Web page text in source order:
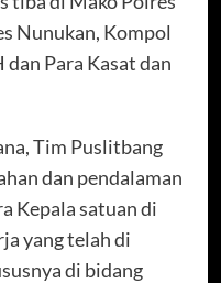
Nunukan, Kompol
Para Kasat dan
Tim Puslitbang
dan pendalaman
Kepala satuan di
yang telah di
di bidang